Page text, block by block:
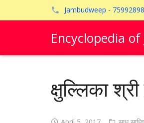
Jambudweep -
Encyclopedia of
क्षुल्लिका